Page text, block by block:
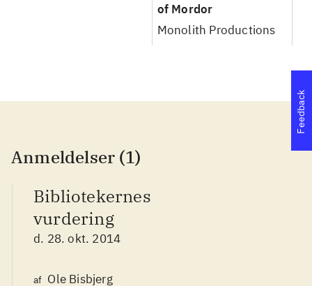
of Mordor
Monolith Productions
Anmeldelser (1)
Bibliotekernes
vurdering
d. 28. okt. 2014
af Ole Bisbjerg
Feedback